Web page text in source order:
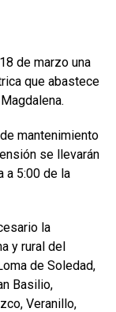
de marzo una
que abastece
mantenimiento
se llevarán
a 5:00 de la
la
y rural del
de Soledad,
Basilio,
Veranillo,